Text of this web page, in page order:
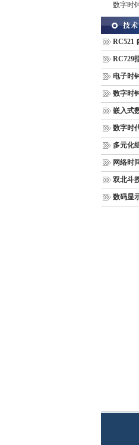
数字时
RC729
数字时
嵌入式
多元化
网络时
数码显